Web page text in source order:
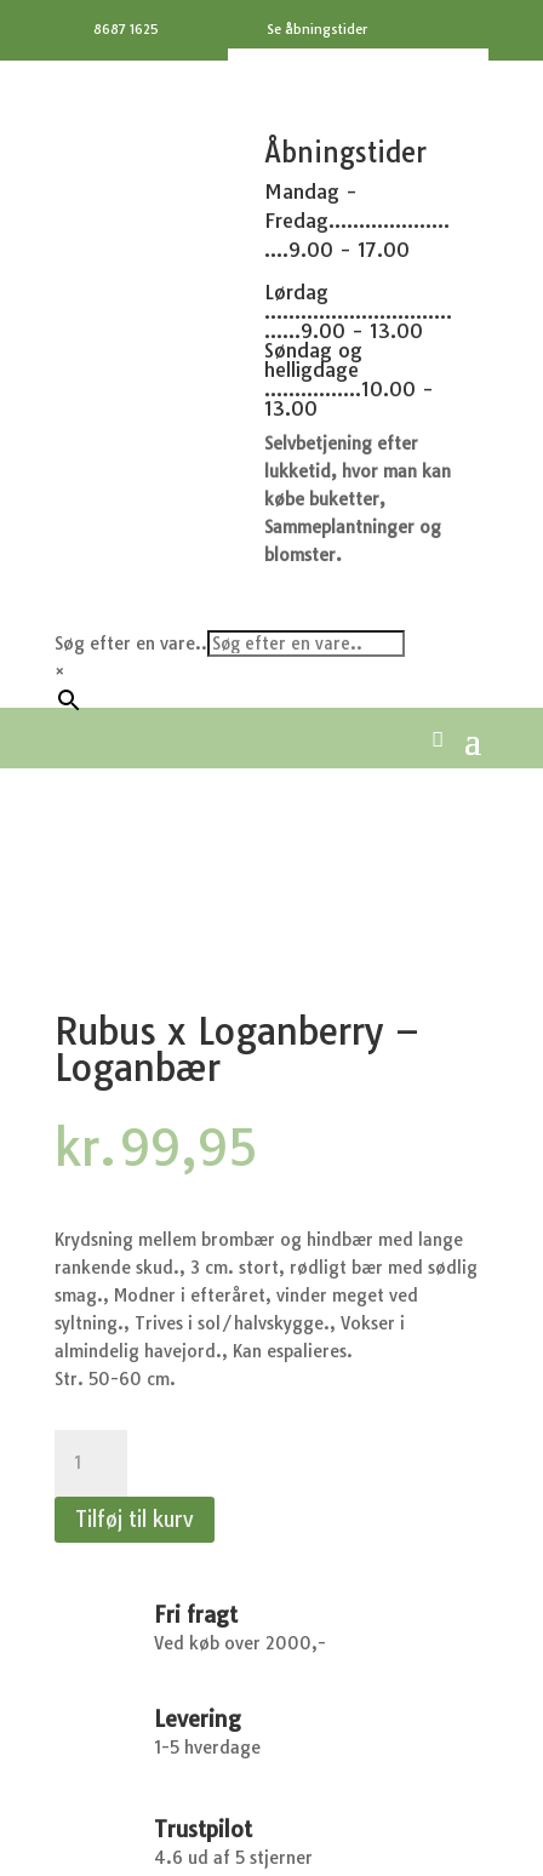
8687 1625 Se åbningstider
Åbningstider
Mandag -
Fredag....................
....9.00 - 17.00
Lørdag
...............................
......9.00 - 13.00
Søndag og
helligdage
................10.00 -
13.00
Selvbetjening efter
lukketid, hvor man kan
købe buketter,
Sammeplantninger og
blomster.
Søg efter en vare..
×
Rubus x Loganberry –
Loganbær
kr.99,95
Krydsning mellem brombær og hindbær med lange
rankende skud., 3 cm. stort, rødligt bær med sødlig
smag., Modner i efteråret, vinder meget ved
syltning., Trives i sol/halvskygge., Vokser i
almindelig havejord., Kan espalieres.
Str. 50-60 cm.
Loganberry
Tilføj til kurv
Fri fragt
Ved køb over 2000,-
Levering
1-5 hverdage
Trustpilot
4.6 ud af 5 stjerner